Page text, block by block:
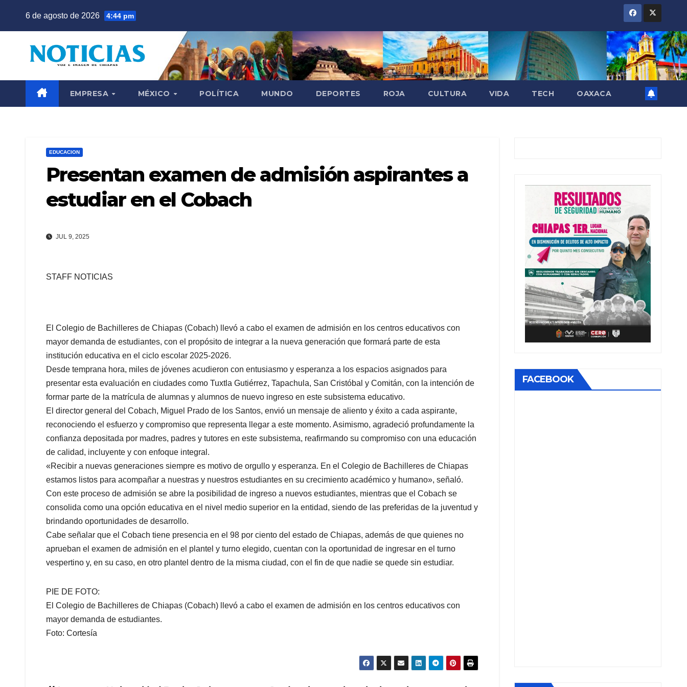
6 de agosto de 2026 4:44 pm
EMPRESA MÉXICO POLÍTICA MUNDO DEPORTES ROJA CULTURA VIDA TECH OAXACA
EDUCACION
Presentan examen de admisión aspirantes a
estudiar en el Cobach
JUL 9, 2025
STAFF NOTICIAS
El Colegio de Bachilleres de Chiapas (Cobach) llevó a cabo el examen de admisión en los centros educativos con
mayor demanda de estudiantes, con el propósito de integrar a la nueva generación que formará parte de esta
institución educativa en el ciclo escolar 2025-2026.
Desde temprana hora, miles de jóvenes acudieron con entusiasmo y esperanza a los espacios asignados para
presentar esta evaluación en ciudades como Tuxtla Gutiérrez, Tapachula, San Cristóbal y Comitán, con la intención de
formar parte de la matrícula de alumnas y alumnos de nuevo ingreso en este subsistema educativo.
El director general del Cobach, Miguel Prado de los Santos, envió un mensaje de aliento y éxito a cada aspirante,
reconociendo el esfuerzo y compromiso que representa llegar a este momento. Asimismo, agradeció profundamente la
confianza depositada por madres, padres y tutores en este subsistema, reafirmando su compromiso con una educación
de calidad, incluyente y con enfoque integral.
«Recibir a nuevas generaciones siempre es motivo de orgullo y esperanza. En el Colegio de Bachilleres de Chiapas
estamos listos para acompañar a nuestras y nuestros estudiantes en su crecimiento académico y humano», señaló.
Con este proceso de admisión se abre la posibilidad de ingreso a nuevos estudiantes, mientras que el Cobach se
consolida como una opción educativa en el nivel medio superior en la entidad, siendo de las preferidas de la juventud y
brindando oportunidades de desarrollo.
Cabe señalar que el Cobach tiene presencia en el 98 por ciento del estado de Chiapas, además de que quienes no
aprueban el examen de admisión en el plantel y turno elegido, cuentan con la oportunidad de ingresar en el turno
vespertino y, en su caso, en otro plantel dentro de la misma ciudad, con el fin de que nadie se quede sin estudiar.
PIE DE FOTO:
El Colegio de Bachilleres de Chiapas (Cobach) llevó a cabo el examen de admisión en los centros educativos con
mayor demanda de estudiantes.
Foto: Cortesía
FACEBOOK